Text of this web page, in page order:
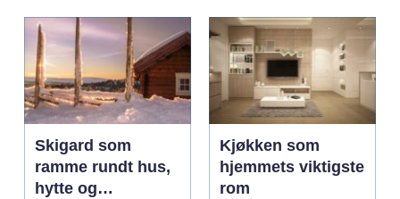
Skigard som
ramme rundt hus,
hytte og
Kjøkken som
hjemmets viktigste
rom